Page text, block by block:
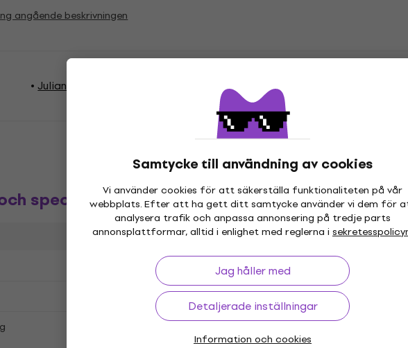
Samtycke till användning av cookies
Vi använder cookies för att säkerställa funktionaliteten på vår
webbplats. Efter att ha gett ditt samtycke använder vi dem för
analysera trafik och anpassa annonsering på tredje parts
annonsplattformar, alltid i enlighet med reglerna i
Jag håller med
Detaljerade inställningar
Information och cookies
angående beskrivningen
Julianna Barwick Vinyl LP-skivor
specifikationer
Genre
Minimal
Utgivningsår